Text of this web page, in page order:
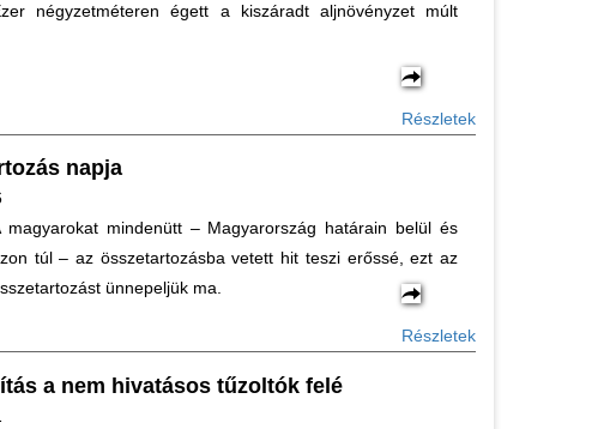
négyzetméteren égett a kiszáradt aljnövényzet múlt
Részletek
napja
magyarokat mindenütt – Magyarország határain belül és
túl – az összetartozásba vetett hit teszi erőssé, ezt az
ünnepeljük ma.
Részletek
a nem hivatásos tűzoltók felé